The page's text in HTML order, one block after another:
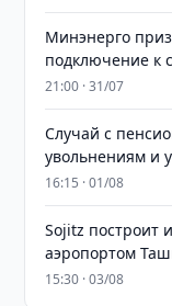
Минэнерго
подключение к
21:00 · 31/07
Случай с
увольнениям и
16:15 · 01/08
Sojitz построит
аэропортом
15:30 · 03/08